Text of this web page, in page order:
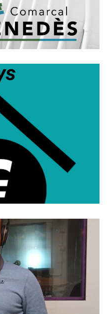
D’ajuts Al
De 36 A 64
Amb L'Arnau
De Medi
Del Consell
Penedès